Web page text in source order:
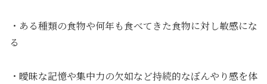
・ある種類の食物や何年も食べてきた食物に対し敏感にな
る
・曖昧な記憶や集中力の欠如など持続的なぼんやり感を体